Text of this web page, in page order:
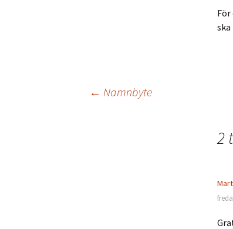
ska
Inläggsnavigering
← Namnbyte
2